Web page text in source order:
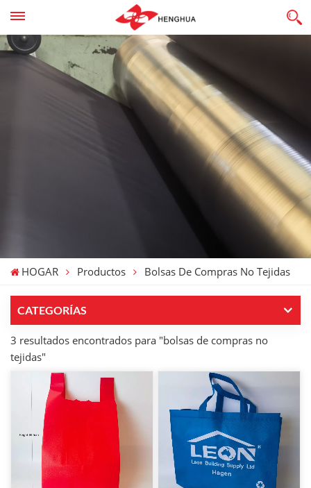
HOGAR Productos Bolsas De Compras No Tejidas
CATEGORÍAS
3 resultados encontrados para "bolsas de compras no
tejidas"